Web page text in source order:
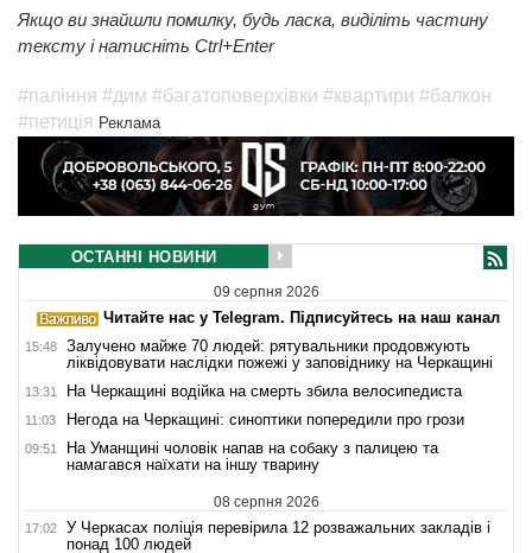
Якщо ви знайшли помилку, будь ласка, виділіть частину
тексту і натисніть Ctrl+Enter
#паління #дим #багатоповерхівки #квартири #балкон
#петиція Реклама
ОСТАННІ НОВИНИ
09 серпня 2026
Читайте нас у Telegram. Підписуйтесь на наш канал
15:48
Залучено майже 70 людей: рятувальники продовжують
ліквідовувати наслідки пожежі у заповіднику на Черкащині
13:31 На Черкащині водійка на смерть збила велосипедиста
11:03 Негода на Черкащині: синоптики попередили про грози
09:51
На Уманщині чоловік напав на собаку з палицею та
намагався наїхати на іншу тварину
08 серпня 2026
17:02
У Черкасах поліція перевірила 12 розважальних закладів і
понад 100 людей